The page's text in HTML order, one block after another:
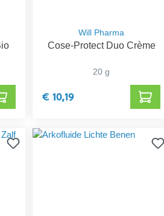
Will Pharma
Cose-Protect Duo Crème
20 g
€ 10,19